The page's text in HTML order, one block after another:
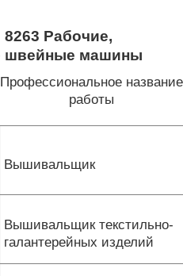
Рабочие,
швейные машины
Профессиональное название
работы
Вышивальщик
Вышивальщик текстильно-
галантерейных изделий